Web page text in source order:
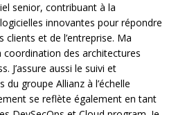
senior, contribuant à la
innovantes pour répondre
clients et de l’entreprise. Ma
des architectures
J’assure aussi le suivi et
groupe Allianz à l’échelle
se reflète également en tant